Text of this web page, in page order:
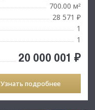
700.00 м²
28 571 ₽
1
1
20 000 001 ₽
Узнать подробнее